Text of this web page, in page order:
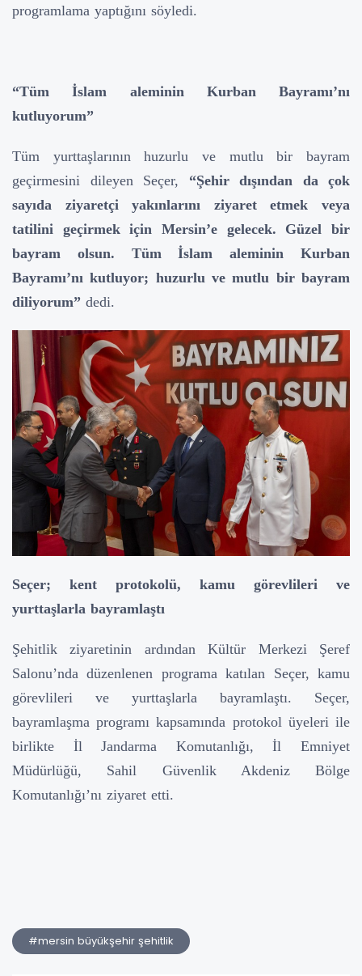
programlama yaptığını söyledi.
“Tüm İslam aleminin Kurban Bayramı’nı
kutluyorum”
Tüm yurttaşlarının huzurlu ve mutlu bir bayram
geçirmesini dileyen Seçer, “Şehir dışından da çok
sayıda ziyaretçi yakınlarını ziyaret etmek veya
tatilini geçirmek için Mersin’e gelecek. Güzel bir
bayram olsun. Tüm İslam aleminin Kurban
Bayramı’nı kutluyor; huzurlu ve mutlu bir bayram
diliyorum” dedi.
Seçer; kent protokolü, kamu görevlileri ve
yurttaşlarla bayramlaştı
Şehitlik ziyaretinin ardından Kültür Merkezi Şeref
Salonu’nda düzenlenen programa katılan Seçer, kamu
görevlileri ve yurttaşlarla bayramlaştı. Seçer,
bayramlaşma programı kapsamında protokol üyeleri ile
birlikte İl Jandarma Komutanlığı, İl Emniyet
Müdürlüğü, Sahil Güvenlik Akdeniz Bölge
Komutanlığı’nı ziyaret etti.
#mersin büyükşehir şehitlik